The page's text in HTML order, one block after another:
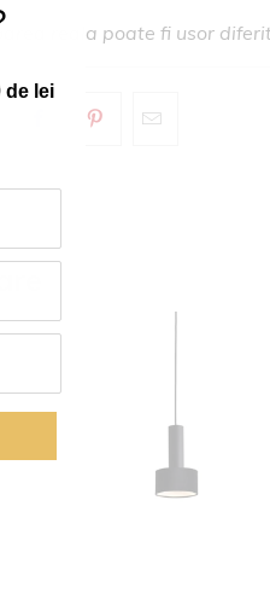
reala poate fi usor
de lei